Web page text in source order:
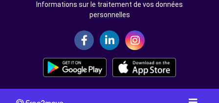
Informations sur le traitement de vos données
personnelles